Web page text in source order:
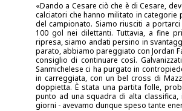
«Dando a Cesare ciò che è di Cesare,
calciatori che hanno militato in
del campionato. Siamo riusciti a
100 gol nei dilettanti. Tuttavia, a fine
ripresa, siamo andati persino in
parato, abbiamo pareggiato con Jordan
consiglio di continuare così.
Sanmichelese ci ha purgato in
in carreggiata, con un bel cross di
doppietta. È stata una partita folle,
punto ad una squadra di alta classifica,
giorni - avevamo dunque speso tante